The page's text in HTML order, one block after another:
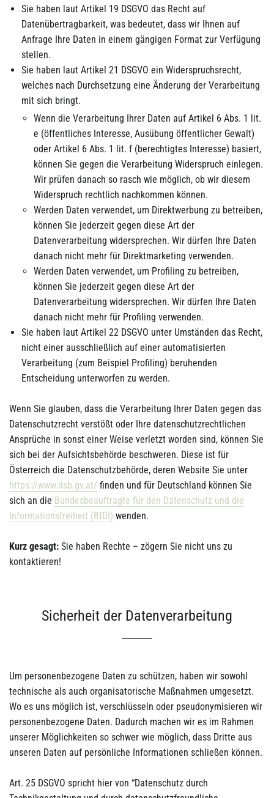
Sie haben laut Artikel 19 DSGVO das Recht auf
Datenübertragbarkeit, was bedeutet, dass wir Ihnen auf
Anfrage Ihre Daten in einem gängigen Format zur Verfügung
stellen.
Sie haben laut Artikel 21 DSGVO ein Widerspruchsrecht,
welches nach Durchsetzung eine Änderung der Verarbeitung
mit sich bringt.
Wenn die Verarbeitung Ihrer Daten auf Artikel 6 Abs. 1 lit.
e (öffentliches Interesse, Ausübung öffentlicher Gewalt)
oder Artikel 6 Abs. 1 lit. f (berechtigtes Interesse) basiert,
können Sie gegen die Verarbeitung Widerspruch einlegen.
Wir prüfen danach so rasch wie möglich, ob wir diesem
Widerspruch rechtlich nachkommen können.
Werden Daten verwendet, um Direktwerbung zu betreiben,
können Sie jederzeit gegen diese Art der
Datenverarbeitung widersprechen. Wir dürfen Ihre Daten
danach nicht mehr für Direktmarketing verwenden.
Werden Daten verwendet, um Profiling zu betreiben,
können Sie jederzeit gegen diese Art der
Datenverarbeitung widersprechen. Wir dürfen Ihre Daten
danach nicht mehr für Profiling verwenden.
Sie haben laut Artikel 22 DSGVO unter Umständen das Recht,
nicht einer ausschließlich auf einer automatisierten
Verarbeitung (zum Beispiel Profiling) beruhenden
Entscheidung unterworfen zu werden.
Wenn Sie glauben, dass die Verarbeitung Ihrer Daten gegen das
Datenschutzrecht verstößt oder Ihre datenschutzrechtlichen
Ansprüche in sonst einer Weise verletzt worden sind, können Sie
sich bei der Aufsichtsbehörde beschweren. Diese ist für
Österreich die Datenschutzbehörde, deren Website Sie unter
https://www.dsb.gv.at/ finden und für Deutschland können Sie
sich an die Bundesbeauftragte für den Datenschutz und die
Informationsfreiheit (BfDI) wenden.
Kurz gesagt: Sie haben Rechte – zögern Sie nicht uns zu
kontaktieren!
Sicherheit der Datenverarbeitung
Um personenbezogene Daten zu schützen, haben wir sowohl
technische als auch organisatorische Maßnahmen umgesetzt.
Wo es uns möglich ist, verschlüsseln oder pseudonymisieren wir
personenbezogene Daten. Dadurch machen wir es im Rahmen
unserer Möglichkeiten so schwer wie möglich, dass Dritte aus
unseren Daten auf persönliche Informationen schließen können.
Art. 25 DSGVO spricht hier von “Datenschutz durch